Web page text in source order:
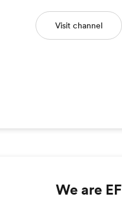
Visit channel
We are EF